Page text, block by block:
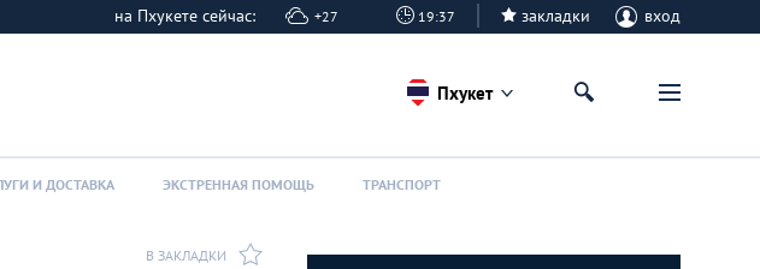
на Пхукете сейчас: +27 19:37 закладки вход
Пхукет
И ДОСТАВКА ЭКСТРЕННАЯ ПОМОЩЬ ТРАНСПОРТ
В ЗАКЛАДКИ